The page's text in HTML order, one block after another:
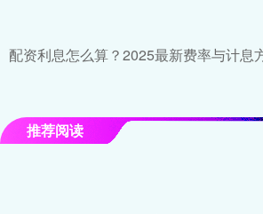
配资利息怎么算？2025最新费率与计息
推荐阅读